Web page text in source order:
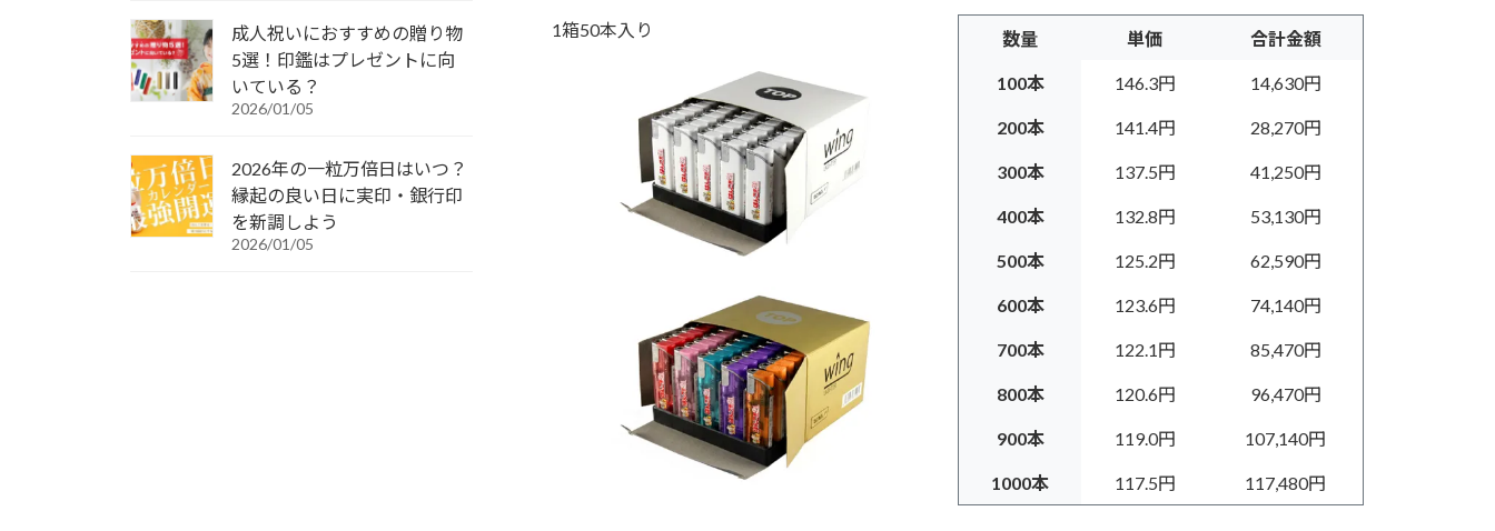
1箱50本入り 数量 単価 合計金額
100本 146.3円 14,630円
200本 141.4円 28,270円
300本 137.5円 41,250円
400本 132.8円 53,130円
500本 125.2円 62,590円
600本 123.6円 74,140円
700本 122.1円 85,470円
800本 120.6円 96,470円
900本 119.0円 107,140円
1000本 117.5円 117,480円
成人祝いにおすすめの贈り物
5選！印鑑はプレゼントに向
いている？
2026/01/05
2026年の一粒万倍日はいつ？
縁起の良い日に実印・銀行印
を新調しよう
2026/01/05